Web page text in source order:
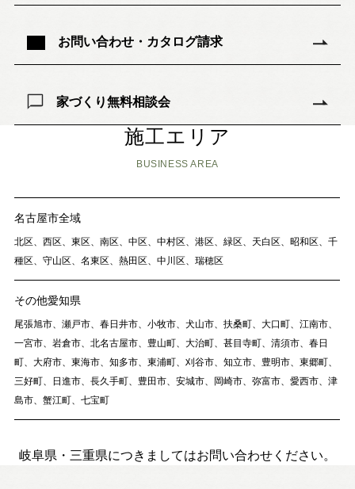
お問い合わせ・カタログ請求
家づくり無料相談会
施工エリア
BUSINESS AREA
名古屋市全域
北区、西区、東区、南区、中区、中村区、港区、緑区、天白区、昭和区、千
種区、守山区、名東区、熱田区、中川区、瑞穂区
その他愛知県
尾張旭市、瀬戸市、春日井市、小牧市、犬山市、扶桑町、大口町、江南市、
一宮市、岩倉市、北名古屋市、豊山町、大治町、甚目寺町、清須市、春日
町、大府市、東海市、知多市、東浦町、刈谷市、知立市、豊明市、東郷町、
三好町、日進市、長久手町、豊田市、安城市、岡崎市、弥富市、愛西市、津
島市、蟹江町、七宝町
岐阜県・三重県につきましてはお問い合わせください。